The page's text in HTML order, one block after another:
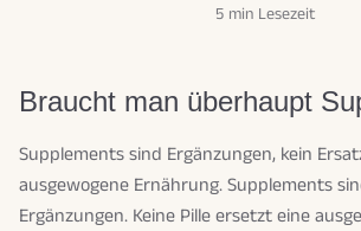
5 min Lesezeit
Braucht man überhaupt
Supplements sind Ergänzungen, kein
ausgewogene Ernährung. Supplements
Ergänzungen. Keine Pille ersetzt eine